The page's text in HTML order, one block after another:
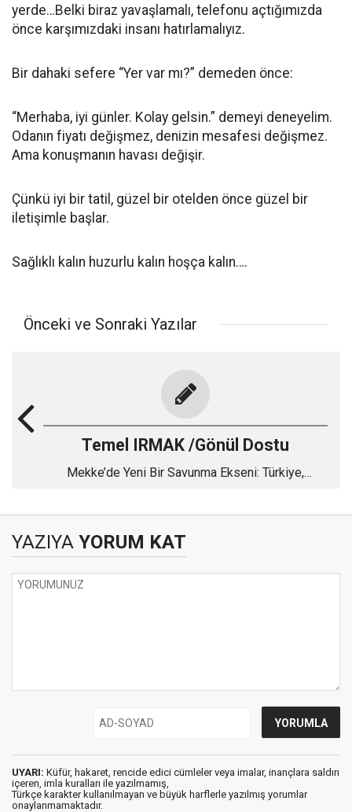
yerde…Belki biraz yavaşlamalı, telefonu açtığımızda
önce karşımızdaki insanı hatırlamalıyız.
Bir dahaki sefere “Yer var mı?” demeden önce:
“Merhaba, iyi günler. Kolay gelsin.” demeyi deneyelim.
Odanın fiyatı değişmez, denizin mesafesi değişmez.
Ama konuşmanın havası değişir.
Çünkü iyi bir tatil, güzel bir otelden önce güzel bir
iletişimle başlar.
Sağlıklı kalın huzurlu kalın hoşça kalın….
Önceki ve Sonraki Yazılar
Temel IRMAK /Gönül Dostu
Mekke’de Yeni Bir Savunma Ekseni: Türkiye,
YAZIYA YORUM KAT
UYARI: Küfür, hakaret, rencide edici cümleler veya imalar, inançlara saldırı
içeren, imla kuralları ile yazılmamış,
Türkçe karakter kullanılmayan ve büyük harflerle yazılmış yorumlar
onaylanmamaktadır.